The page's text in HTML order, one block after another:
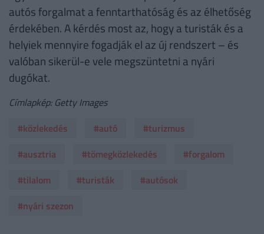
autós forgalmat a fenntarthatóság és az élhetőség
érdekében. A kérdés most az, hogy a turisták és a
helyiek mennyire fogadják el az új rendszert – és
valóban sikerül-e vele megszüntetni a nyári
dugókat.
Címlapkép: Getty Images
#közlekedés
#autó
#turizmus
#ausztria
#tömegközlekedés
#forgalom
#tilalom
#turisták
#autósok
#nyári szezon